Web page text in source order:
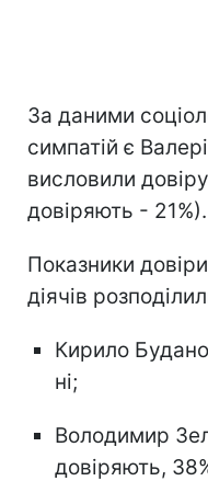
За даними
симпатій є
висловили
довіряють - 21%).
Показники
діячів
Кирило
ні;
Володимир
довіряють,